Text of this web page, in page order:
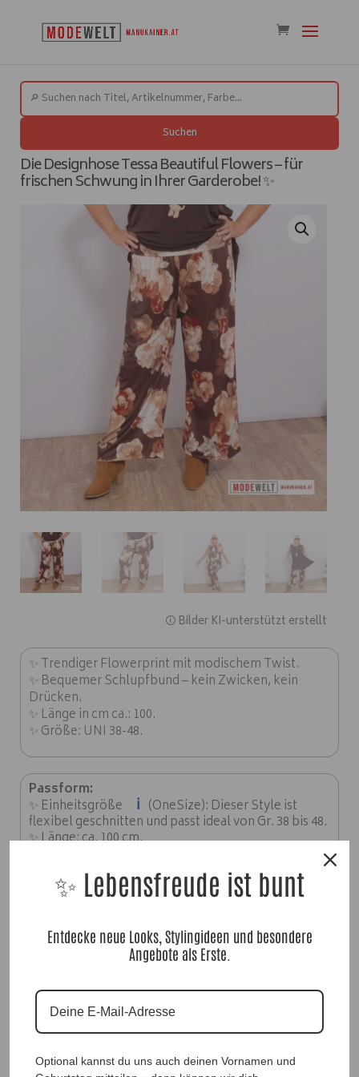
Suchen
Die Designhose Tessa Beautiful Flowers – für
frischen Schwung in Ihrer Garderobe! ✨
🛈 Bilder KI-unterstützt erstellt
✨ Trendiger Flowerprint mit modischem Twist.
✨ Bequemer Schlupfbund – kein Zwicken, kein
Drücken.
✨ Länge in cm ca.: 100.
✨ Größe: UNI 38-48.
Passform:
✨ Einheitsgröße ℹ️ (OneSize): Dieser Style ist
flexibel geschnitten und passt ideal von Gr. 38 bis 48.
✨ Länge: ca. 100 cm.
Material: ✨
✨ Lebensfreude ist bunt
Entdecke neue Looks, Stylingideen und besondere
Angebote als Erste.
Optional kannst du uns auch deinen Vornamen und